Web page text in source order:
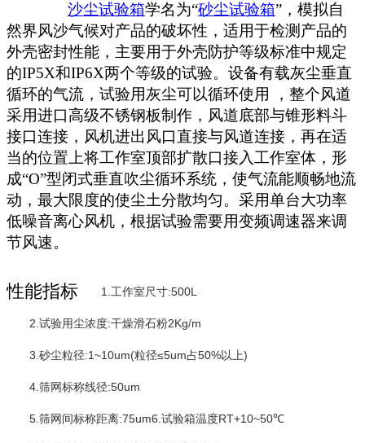
沙尘试验箱学名为“砂尘试验箱” ，模拟自
然界风沙气候对产品的破坏性，适用于检测产品的
外壳密封性能，主要用于外壳防护等级标准中规定
的IP5X和IP6X两个等级的试验。设备有载灰尘垂直
循环的气流，试验用灰尘可以循环使用 ，整个风道
采用进口高级不锈钢板制作，风道底部与锥形料斗
接口连接，风机进出风口直接与风道连接，再在适
当的位置上将工作室顶部扩散口接入工作室体，形
成“O”型闭式垂直吹尘循环系统，使气流能顺畅地流
动，最大限度的使尘土分散均匀。采用单台大功率
低噪音离心风机，根据试验需要用变频调速器来调
节风速。
性能指标 1.工作室尺寸:500L
2.试验用尘浓度:干燥滑石粉2Kg/m
3.砂尘粒径:1~10um(粒径≤5um占50%以上)
4.筛网标称线径:50um
5.筛网间标称距离:75um6.试验箱温度RT+10~50℃